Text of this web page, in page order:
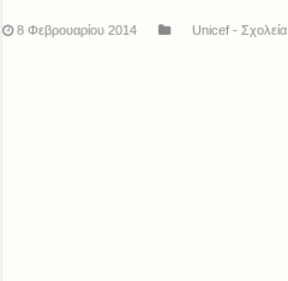
8 Φεβρουαρίου 2014 Unicef -